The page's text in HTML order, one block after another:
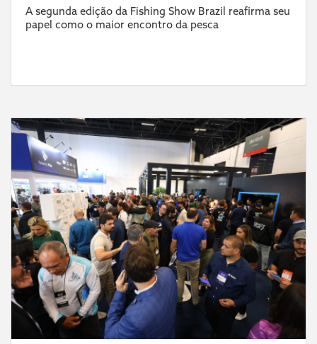
A segunda edição da Fishing Show Brazil reafirma seu
papel como o maior encontro da pesca